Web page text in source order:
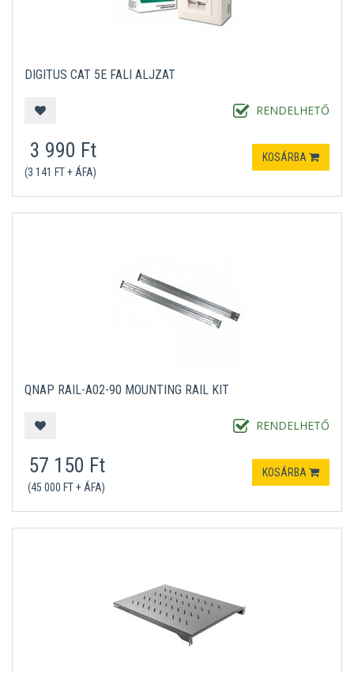
DIGITUS CAT 5E FALI ALJZAT
RENDELHETŐ
3 990 Ft
(3 141 FT + ÁFA)
KOSÁRBA
QNAP RAIL-A02-90 MOUNTING RAIL KIT
RENDELHETŐ
57 150 Ft
(45 000 FT + ÁFA)
KOSÁRBA